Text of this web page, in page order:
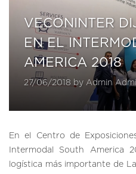
VECONINTER
EN EL
AMERICA 2018
27/06/2018 by Admin
En el Centro de
Intermodal South America
logística más importante de